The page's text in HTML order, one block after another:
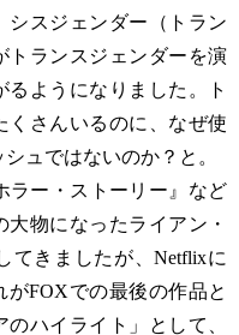
シスジェンダー（トラン
トランスジェンダーを演
るようになりました。ト
くさんいるのに、なぜ使
ュではないのか？と。
ラー・ストーリー』など
物になったライアン・
てきましたが、Netflixに
FOXでの最後の作品と
ハイライト」として、